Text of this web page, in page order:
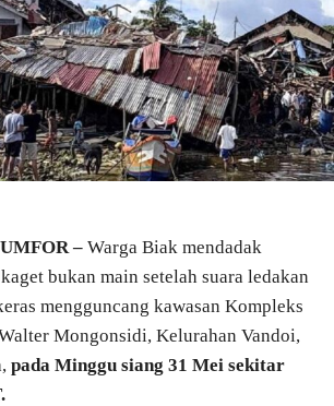
– Warga Biak mendadak
bukan main setelah suara ledakan
mengguncang kawasan Kompleks
Mongonsidi, Kelurahan Vandoi,
pada Minggu siang 31 Mei sekitar